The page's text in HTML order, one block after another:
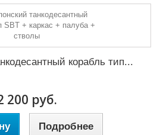
корабль тип...
200 руб.
Подробнее